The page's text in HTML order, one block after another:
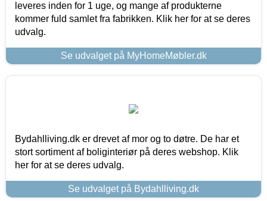
leveres inden for 1 uge, og mange af produkterne
kommer fuld samlet fra fabrikken. Klik her for at se deres
udvalg.
Se udvalget på MyHomeMøbler.dk
Bydahlliving.dk er drevet af mor og to døtre. De har et
stort sortiment af boliginteriør på deres webshop. Klik
her for at se deres udvalg.
Se udvalget på Bydahlliving.dk